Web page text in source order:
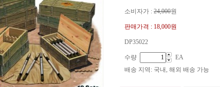
소비자가 : 24,000원
판매가격 : 18,000원
DP35022
수량
EA
배송 지역 : 국내, 해외 배송 가능